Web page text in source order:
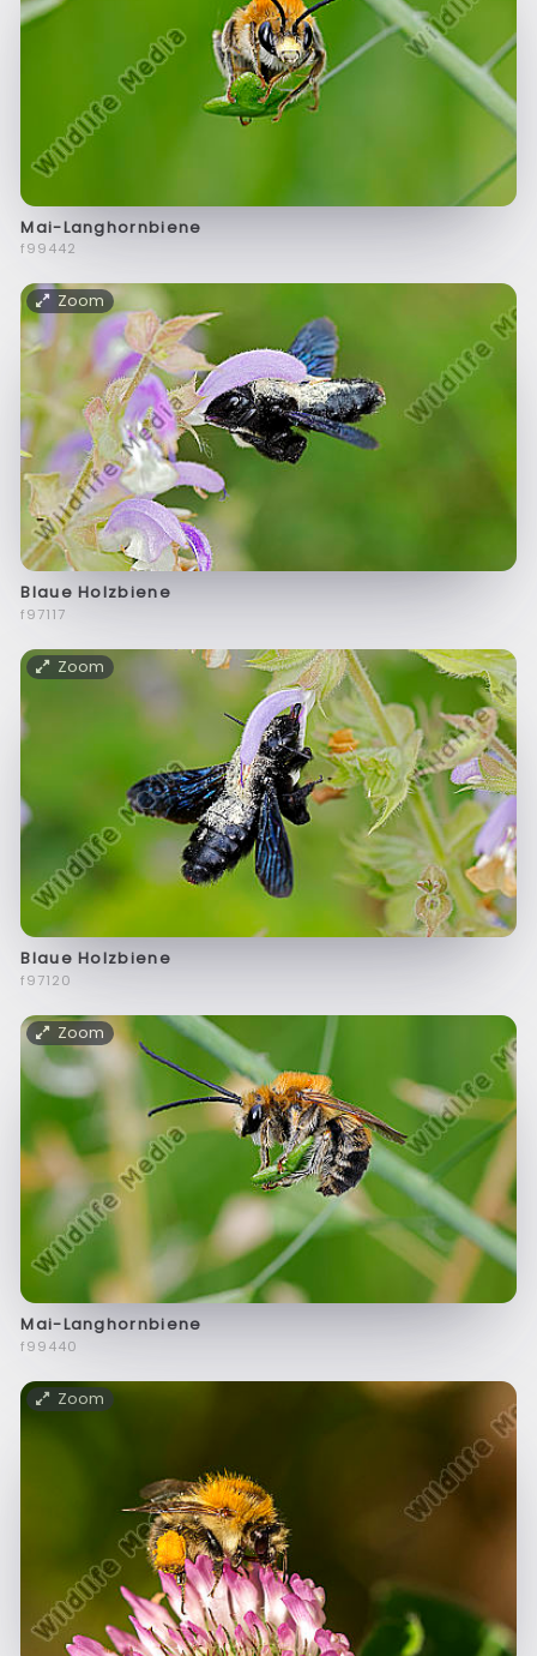
Mai-Langhornbiene
f99442
Zoom
Blaue Holzbiene
f97117
Zoom
Blaue Holzbiene
f97120
Zoom
Mai-Langhornbiene
f99440
Zoom